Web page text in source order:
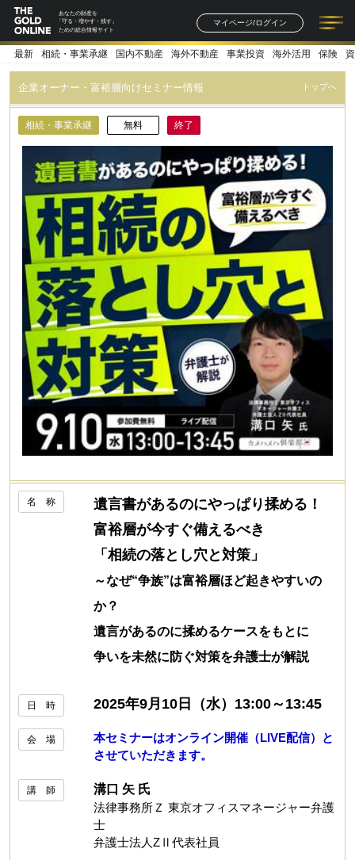
あなたの財産を
「守る・増やす・残す」
ための総合情報サイト
マイページ/ログイン
記事一覧 連載一覧
著者一覧 書籍一覧
最新 相続・事業承継 国内不動産 海外不動産 事業投資 海外活用 保険
企業オーナー・富裕層向けセミナー情報 トップへ
相続・事業承継 無料 終了
名 称
遺言書があるのにやっぱり揉める！
富裕層が今すぐ備えるべき
「相続の落とし穴と対策」
～なぜ“争族”は富裕層ほど起きやすいの
か？
遺言があるのに揉めるケースをもとに
争いを未然に防ぐ対策を弁護士が解説
日 時 2025年9月10日（水）13:00～13:45
会 場
本セミナーはオンライン開催（LIVE配信）と
させていただきます。
講 師
溝口 矢 氏
法律事務所Ｚ 東京オフィスマネージャー弁護
士
弁護士法人ZⅡ代表社員